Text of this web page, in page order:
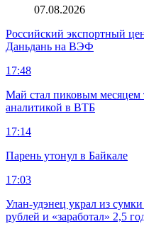
07.08.2026
Российский экспортный
Даньдань на ВЭФ
17:48
Май стал пиковым месяцем
аналитикой в ВТБ
17:14
Парень утонул в Байкале
17:03
Улан-удэнец украл из
рублей и «заработал» 2,5